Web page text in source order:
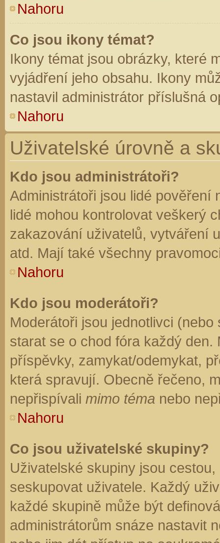
Nahoru
Co jsou ikony témat?
Ikony témat jsou obrázky, které
vyjádření jeho obsahu. Ikony
nastavil administrátor příslušná
Nahoru
Uživatelské úrovně a
Kdo jsou administrátoři?
Administrátoři jsou lidé pověření
lidé mohou kontrolovat veškerý
zakazování uživatelů, vytváření
atd. Mají také všechny
Nahoru
Kdo jsou moderátoři?
Moderátoři jsou jednotlivci
starat se o chod fóra každý
příspěvky, zamykat/odemykat,
která spravují. Obecně řečeno,
nepřispívali mimo téma nebo
Nahoru
Co jsou uživatelské skupiny?
Uživatelské skupiny jsou
seskupovat uživatele. Každý
každé skupině může být
administrátorům snáze nastavit